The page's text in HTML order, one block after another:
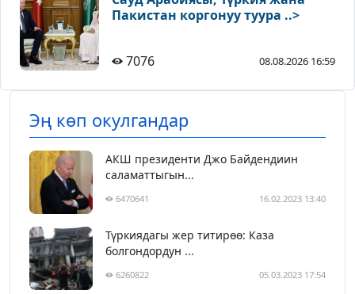
Пакистан коргонуу туура ..>
7076 08.08.2026 16:59
Эң көп окулгандар
АКШ президенти Джо Байдендиин
саламаттыгын...
6470641 16.02.2023 13:40
Түркиядагы жер титирөө: Каза
болгондордун ...
6260822 05.03.2023 17:54